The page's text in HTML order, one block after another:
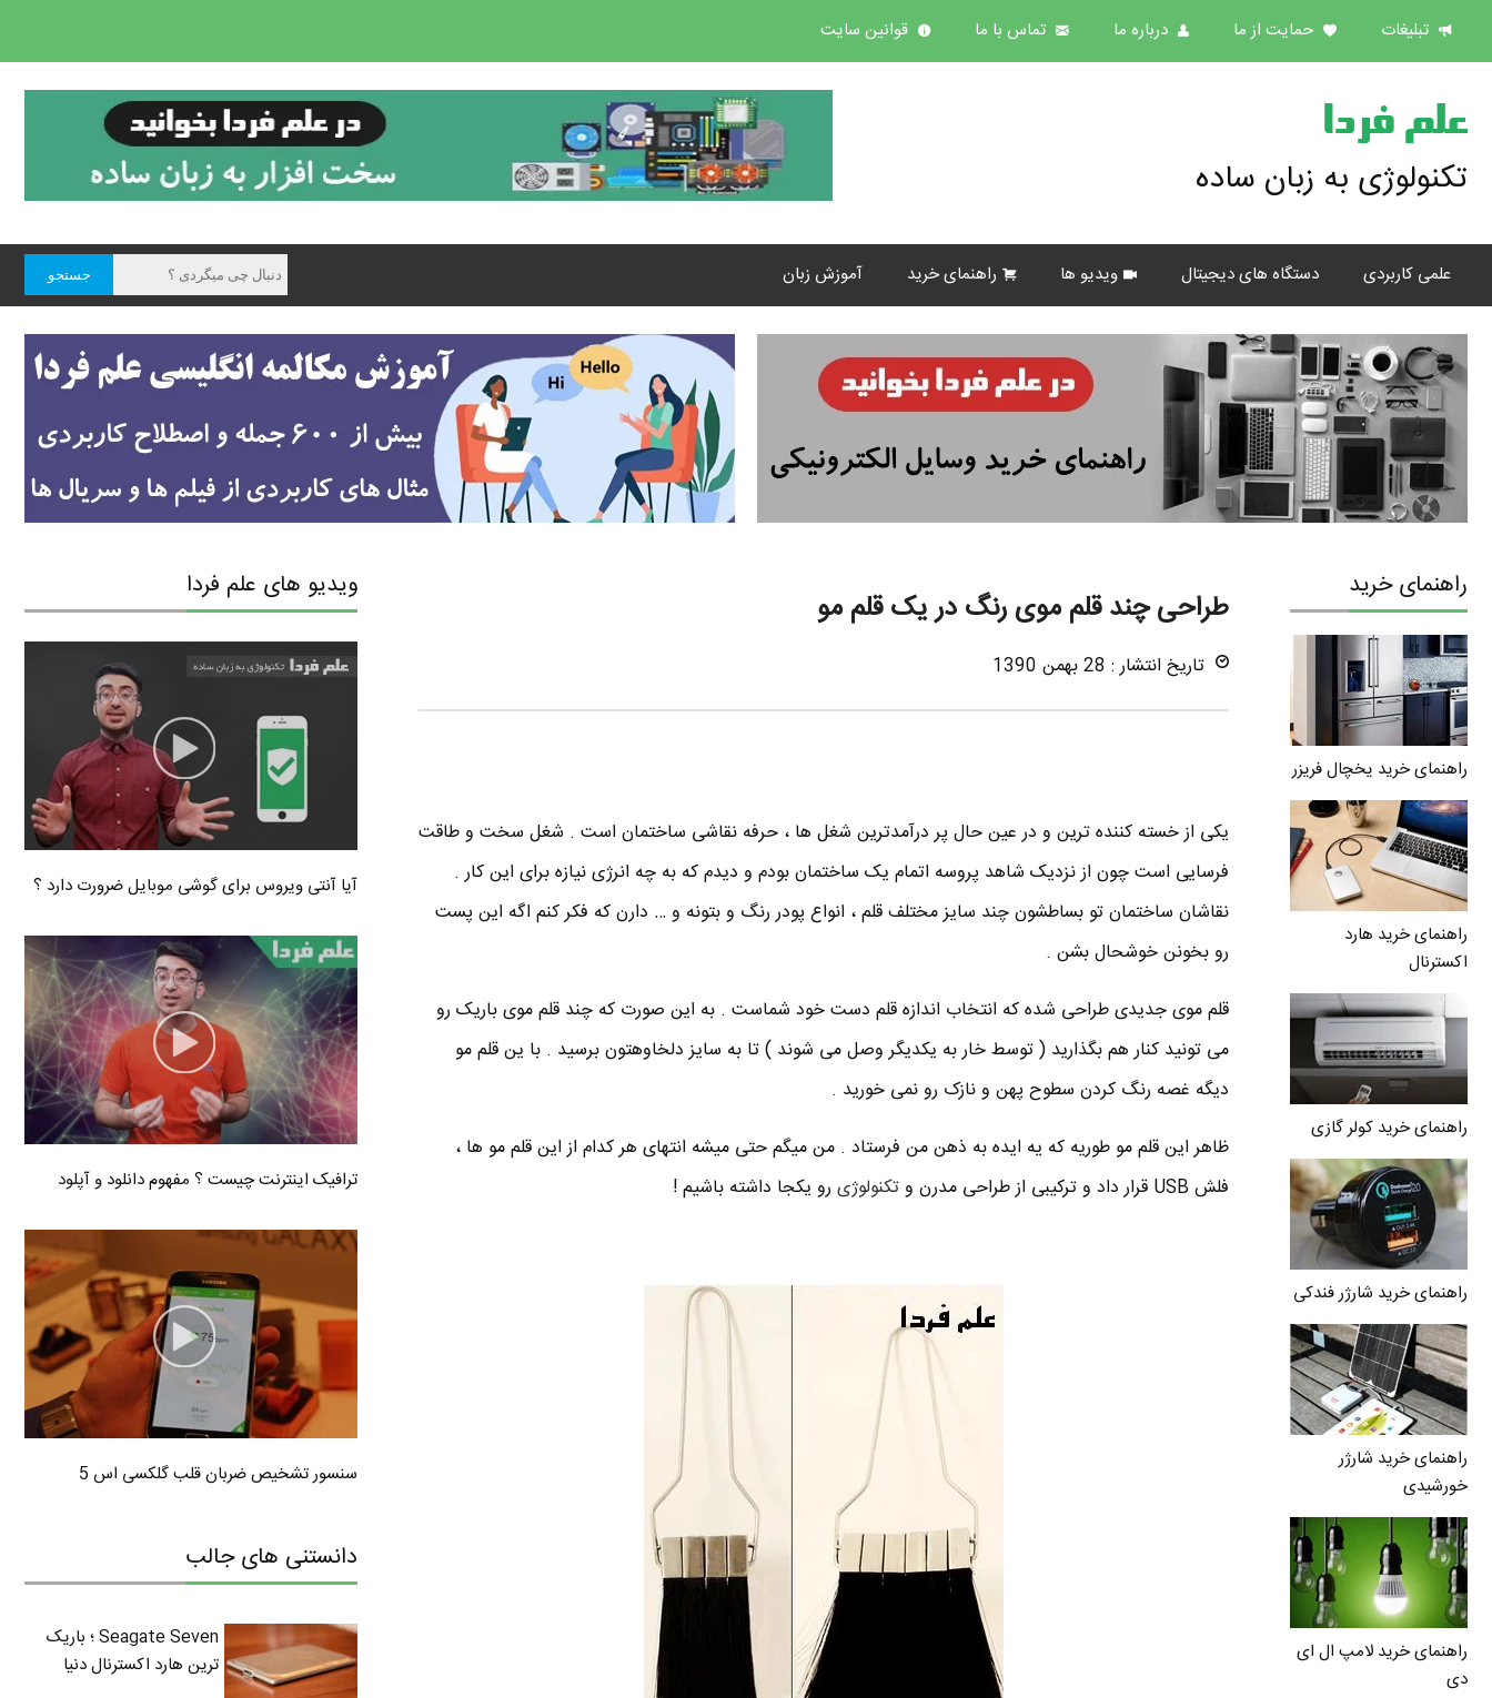
تبلیغات حمایت از ما درباره ما تماس با ما قوانین سایت
علم فردا
تکنولوژی به زبان ساده
علمی کاربردی دستگاه های دیجیتال ویدیو ها راهنمای خرید آموزش زبان
راهنمای خرید
راهنمای خرید یخچال فریزر
راهنمای خرید هارد
اکسترنال
راهنمای خرید کولر گازی
راهنمای خرید شارژر فندکی
راهنمای خرید شارژر
خورشیدی
راهنمای خرید لامپ ال ای
دی
طراحی چند قلم موی رنگ در یک قلم مو
تاریخ انتشار : 28 بهمن 1390
یکی از خسته کننده ترین و در عین حال پر درآمدترین شغل ها ، حرفه نقاشی ساختمان است . شغل سخت و طاقت
فرسایی است چون از نزدیک شاهد پروسه اتمام یک ساختمان بودم و دیدم که به چه انرژی نیازه برای این کار .
نقاشان ساختمان تو بساطشون چند سایز مختلف قلم ، انواع پودر رنگ و بتونه و … دارن که فکر کنم اگه این پست
رو بخونن خوشحال بشن .
قلم موی جدیدی طراحی شده که انتخاب اندازه قلم دست خود شماست . به این صورت که چند قلم موی باریک رو
می تونید کنار هم بگذارید ( توسط خار به یکدیگر وصل می شوند ) تا به سایز دلخاوهتون برسید . با ین قلم مو
دیگه غصه رنگ کردن سطوح پهن و نازک رو نمی خورید .
ظاهر این قلم مو طوریه که یه ایده به ذهن من فرستاد . من میگم حتی میشه انتهای هر کدام از این قلم مو ها ،
فلش USB قرار داد و ترکیبی از طراحی مدرن و
تکنولوژی رو یکجا داشته باشیم !
ویدیو های علم فردا
آیا آنتی ویروس برای گوشی موبایل ضرورت دارد ؟
ترافیک اینترنت چیست ؟ مفهوم دانلود و آپلود
سنسور تشخیص ضربان قلب گلکسی اس 5
دانستنی های جالب
Seagate Seven ؛ باریک
ترین هارد اکسترنال دنیا